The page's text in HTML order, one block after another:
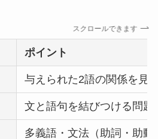
スクロールできます
ポイント
与えられた2語の関係を見
文と語句を結びつける問題
多義語・文法（助詞・助動